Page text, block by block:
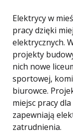
Elektrycy w
pracy dzięki
elektrycznych.
projekty
nich nowe
sportowej,
biurowce.
miejsc pracy
zapewniają
zatrudnienia.